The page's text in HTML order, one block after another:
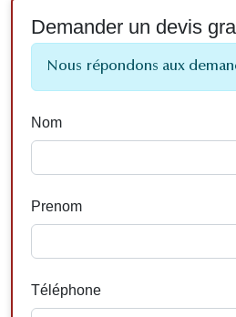
Demander un devis
Nous répondons aux
Nom
Prenom
Téléphone